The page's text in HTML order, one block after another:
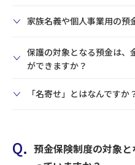
家族名義や個人事業用の預
保護の対象となる預金は、
ができますか？
「名寄せ」とはなんですか
Q. 預金保険制度の対象